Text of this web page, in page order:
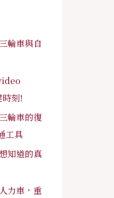
輪車與自
刻!
輪車的復
工具
知道的真
力車，重